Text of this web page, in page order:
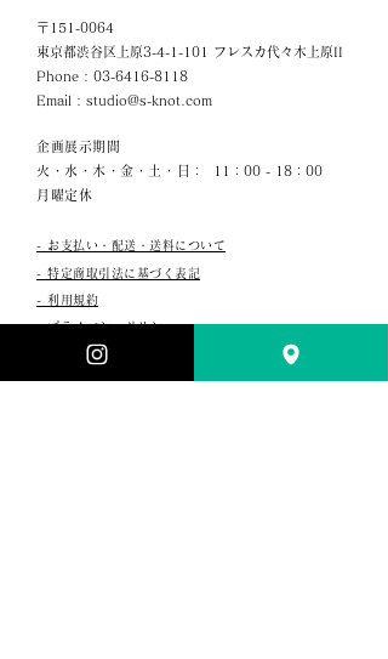
〒151-0064
東京都渋谷区上原3-4-1-101 フレスカ代々木上原II
Phone : 03-6416-8118
Email : studio@s-knot.com
企画展示期間
火・水・木・金・土・日：
11：00 - 18：00
月曜定休
- お支払い・配送・送料について
- 特定商取引法に基づく表記​
- 利用規約
- プライバシーポリシー